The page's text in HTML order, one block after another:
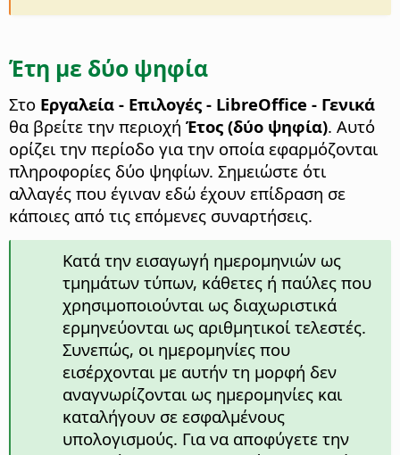
Έτη με δύο ψηφία
Στο Εργαλεία - Επιλογές - LibreOffice - Γενικά
θα βρείτε την περιοχή Έτος (δύο ψηφία). Αυτό
ορίζει την περίοδο για την οποία εφαρμόζονται
πληροφορίες δύο ψηφίων. Σημειώστε ότι
αλλαγές που έγιναν εδώ έχουν επίδραση σε
κάποιες από τις επόμενες συναρτήσεις.
Κατά την εισαγωγή ημερομηνιών ως
τμημάτων τύπων, κάθετες ή παύλες που
χρησιμοποιούνται ως διαχωριστικά
ερμηνεύονται ως αριθμητικοί τελεστές.
Συνεπώς, οι ημερομηνίες που
εισέρχονται με αυτήν τη μορφή δεν
αναγνωρίζονται ως ημερομηνίες και
καταλήγουν σε εσφαλμένους
υπολογισμούς. Για να αποφύγετε την